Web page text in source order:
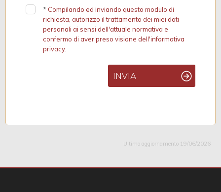
* Compilando ed inviando questo modulo di
richiesta, autorizzo il trattamento dei miei dati
personali ai sensi dell'attuale normativa e
confermo di aver preso visione dell'informativa
privacy.
INVIA
Ultimo aggiornamento 19/06/2026